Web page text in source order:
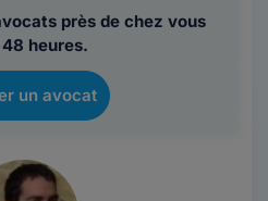
près de chez vous
heures.
un avocat